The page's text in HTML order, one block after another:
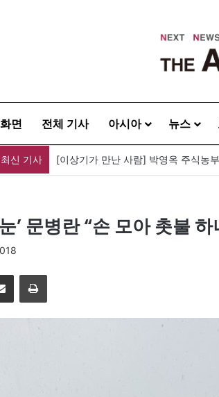
면 전체 기사 아시아 뉴스
최신 기사
’ 문병란 “손 모아 촛불
이메일